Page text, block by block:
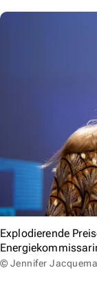
Explodierende
© Jennifer